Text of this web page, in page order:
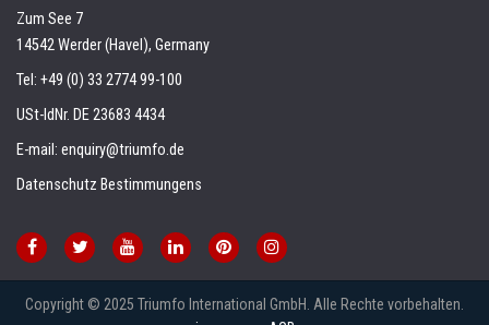
Zum See 7
14542 Werder (Havel), Germany
Tel: +49 (0) 33 2774 99-100
USt-IdNr. DE 23683 4434
E-mail: enquiry@triumfo.de
Datenschutz Bestimmungens
Copyright © 2025 Triumfo International GmbH. Alle Rechte vorbehalten.